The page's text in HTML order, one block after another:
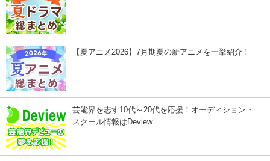
【夏アニメ2026】7月期夏の新アニメを一挙紹介！
芸能界を志す10代～20代を応援！オーディション・
スクール情報はDeview